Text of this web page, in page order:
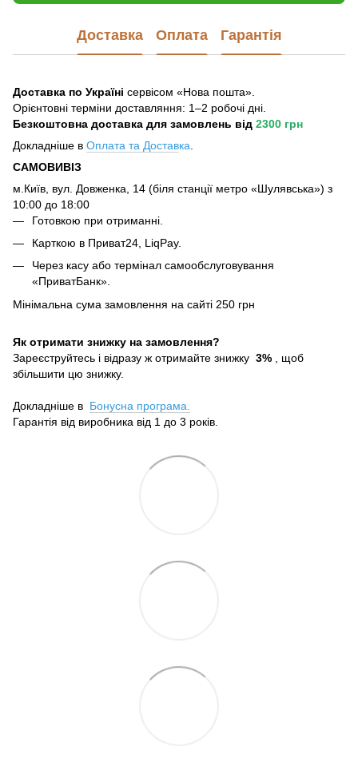
Доставка Оплата Гарантія
Доставка по Україні сервісом «Нова пошта».
Орієнтовні терміни доставляння: 1–2 робочі дні.
Безкоштовна доставка для замовлень від 2300 грн
Докладніше в Оплата та Доставка
САМОВИВІЗ
м.Київ, вул. Довженка, 14 (біля станції метро «Шулявська») з
10:00 до 18:00
Готовкою при отриманні.
Карткою в Приват24, LiqPay.
Через касу або термінал самообслуговування
«ПриватБанк».
Мінімальна сума замовлення на сайті 250 грн
Як отримати знижку на замовлення?
Зареєструйтесь і відразу ж отримайте знижку 3% , щоб
збільшити цю знижку.
Докладніше в Бонусна програма.
Гарантія від виробника від 1 до 3 років.